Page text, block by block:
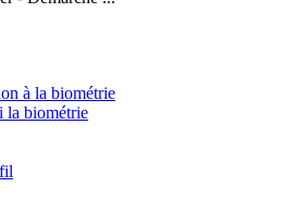
à la biométrie
la biométrie